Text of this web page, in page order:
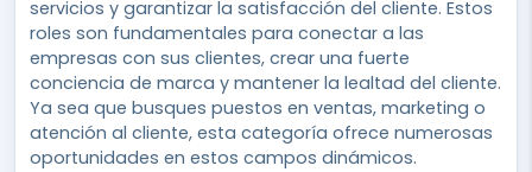
servicios y garantizar la satisfacción del cliente. Estos
roles son fundamentales para conectar a las
empresas con sus clientes, crear una fuerte
conciencia de marca y mantener la lealtad del cliente.
Ya sea que busques puestos en ventas, marketing o
atención al cliente, esta categoría ofrece numerosas
oportunidades en estos campos dinámicos.